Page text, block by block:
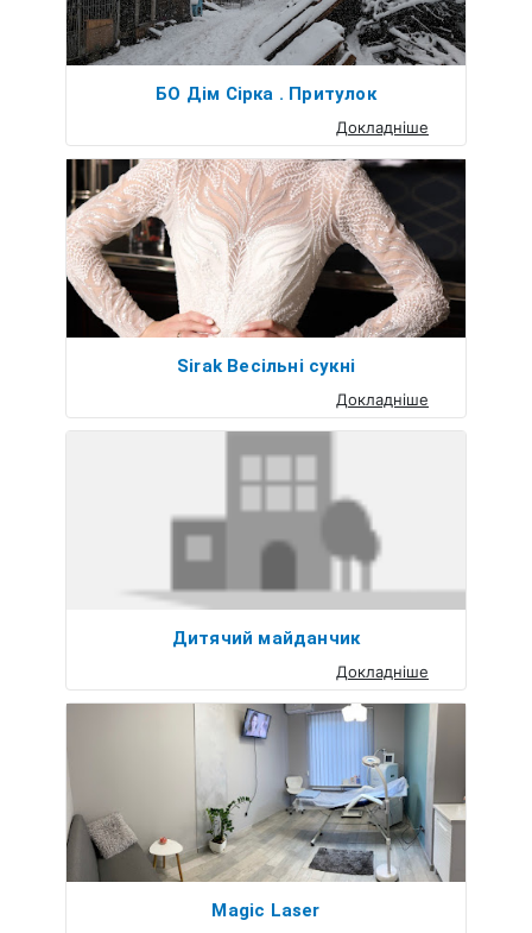
БО Дім Сірка . Притулок
Докладніше
Sirak Весільні сукні
Докладніше
Дитячий майданчик
Докладніше
Magic Laser